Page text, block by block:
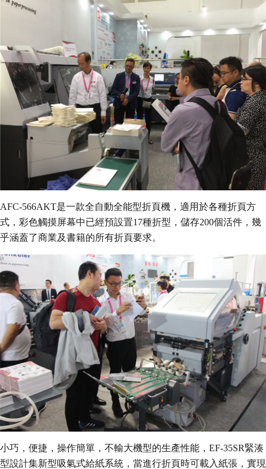
AFC-566AKT是一款全自動全能型折頁機，適用於各種折頁方
式，彩色觸摸屏幕中已經預設置17種折型，儲存200個活件，幾
乎涵蓋了商業及書籍的所有折頁要求。
小巧，便捷，操作簡單，不輸大機型的生產性能，EF-35SR緊湊
型設計集新型吸氣式給紙系統，當進行折頁時可載入紙張，實現